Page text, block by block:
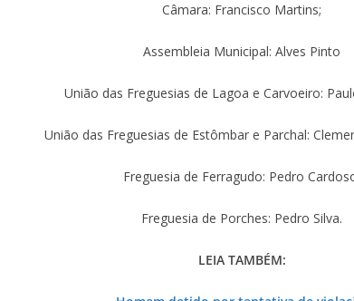
Câmara: Francisco Martins;
Assembleia Municipal: Alves Pinto
União das Freguesias de Lagoa e Carvoeiro:
União das Freguesias de Estômbar e Parchal:
Freguesia de Ferragudo: Pedro
Freguesia de Porches: Pedro Silva.
LEIA TAMBÉM: